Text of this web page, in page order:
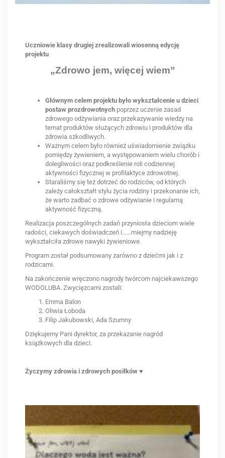
Uczniowie klasy drugiej zrealizowali wiosenną edycję
projektu
„Zdrowo jem, więcej wiem”
Głównym celem projektu było wykształcenie u dzieci
postaw prozdrowotnych poprzez uczenie zasad
zdrowego odżywiania oraz przekazywanie wiedzy na
temat produktów służących zdrowiu i produktów dla
zdrowia szkodliwych.
Ważnym celem było również uświadomienie związku
pomiędzy żywieniem, a występowaniem wielu chorób i
dolegliwości oraz podkreślenie roli codziennej
aktywności fizycznej w profilaktyce zdrowotnej.
Staraliśmy się też dotrzeć do rodziców, od których
zależy całokształt stylu życia rodziny i przekonanie ich,
że warto zadbać o zdrowe odżywianie i regularną
aktywność fizyczną.
Realizacja poszczególnych zadań przyniosła dzieciom wiele
radości, ciekawych doświadczeń i……miejmy nadzieję
wykształciła zdrowe nawyki żywieniowe.
Program został podsumowany zarówno z dziećmi jak i z
rodzicami.
Na zakończenie wręczono nagrody twórcom najciekawszego
WODOLUBA. Zwycięzcami zostali:
Emma Balon
Oliwia Łoboda
Filip Jakubowski, Ada Szumny
Dziękujemy Pani dyrektor, za przekazanie nagród
książkowych dla dzieci.
Życzymy zdrowia i zdrowych posiłków ♥